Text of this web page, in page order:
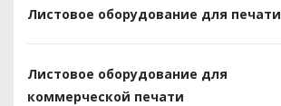
Листовое оборудование для печати
Листовое оборудование для
коммерческой печати